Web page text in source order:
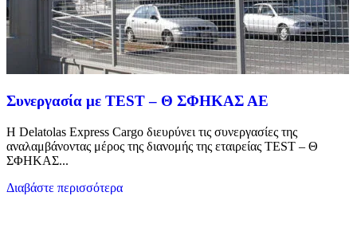
Συνεργασία με TEST – Θ ΣΦΗΚΑΣ ΑΕ
Η Delatolas Express Cargo διευρύνει τις συνεργασίες της
αναλαμβάνοντας μέρος της διανομής της εταιρείας TEST – Θ
ΣΦΗΚΑΣ...
Διαβάστε περισσότερα